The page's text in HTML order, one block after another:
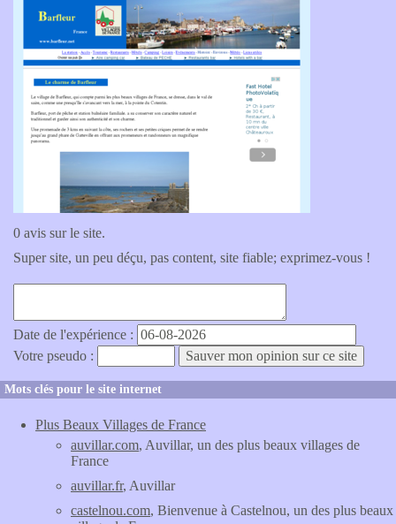
0 avis sur le site.
Super site, un peu déçu, pas content, site fiable; exprimez-vous !
Date de l'expérience :
Votre pseudo :
Mots clés pour le site internet
Plus Beaux Villages de France
auvillar.com, Auvillar, un des plus beaux villages de
France
auvillar.fr, Auvillar
castelnou.com, Bienvenue à Castelnou, un des plus beaux